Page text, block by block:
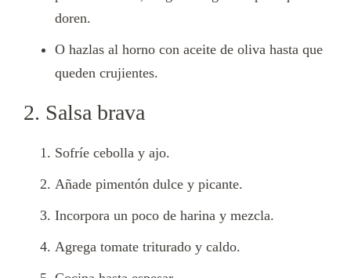
doren.
O hazlas al horno con aceite de oliva hasta que
queden crujientes.
2. Salsa brava
Sofríe cebolla y ajo.
Añade pimentón dulce y picante.
Incorpora un poco de harina y mezcla.
Agrega tomate triturado y caldo.